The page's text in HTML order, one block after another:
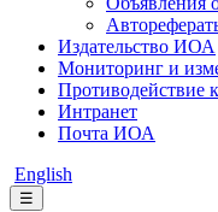
Издательство ИОА
Мониторинг и
Противодействие
Интранет
Почта ИОА
English
☰